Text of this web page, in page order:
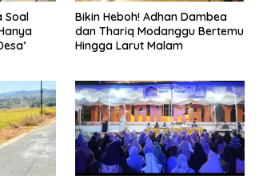
Soal
Bikin Heboh! Adhan Dambea
dan Thariq Modanggu Bertemu
Hingga Larut Malam